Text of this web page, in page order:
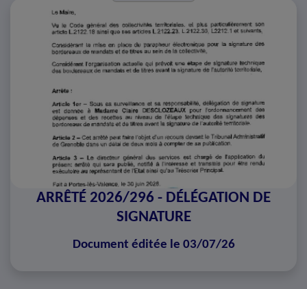
ARRÊTÉ 2026/296 - DÉLÉGATION DE
SIGNATURE
Document éditée le 03/07/26